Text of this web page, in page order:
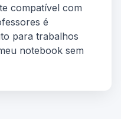
compatível com
é
para trabalhos
notebook sem